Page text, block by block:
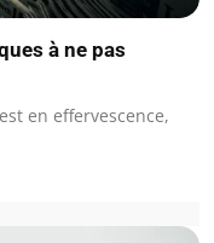
à ne pas
en effervescence,